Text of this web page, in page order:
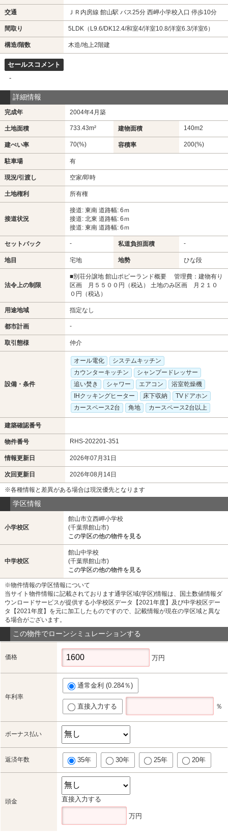
交通 ＪＲ内房線 館山駅 バス25分 西岬小学校入口 停歩10分
間取り 5LDK（L9.6/DK12.4/和室4/洋室10.8/洋室6.3/洋室6）
構造/階数 木造/地上2階建
セールスコメント
-
詳細情報
完成年 2004年4月築
土地面積 733.43m² 建物面積 140m2
建ぺい率 70(%) 容積率 200(%)
駐車場 有
現況/引渡し 空家/即時
土地権利 所有権
接道状況
接道: 東南 道路幅: 6ｍ
接道: 北東 道路幅: 6ｍ
接道: 東南 道路幅: 6ｍ
セットバック - 私道負担面積 -
地目 宅地 地勢 ひな段
法令上の制限
■別荘分譲地 館山ポピーランド概要 管理費：建物有り
区画 月５５００円（税込） 土地のみ区画 月２１０
０円（税込）
用途地域 指定なし
都市計画 -
取引態様 仲介
設備・条件
オール電化
システムキッチン
カウンターキッチン
シャンプードレッサー
追い焚き
シャワー エアコン
浴室乾燥機
IHクッキングヒーター
床下収納
TVドアホン
カースペース2台
角地 カースペース2台以上
建築確認番号
物件番号 RHS-202201-351
情報更新日 2026年07月31日
次回更新日 2026年08月14日
※各種情報と差異がある場合は現況優先となります
学区情報
小学校区
館山市立西岬小学校
(千葉県館山市)
この学区の他の物件を見る
中学校区
館山中学校
(千葉県館山市)
この学区の他の物件を見る
※物件情報の学区情報について
当サイト物件情報に記載されております通学区域(学区)情報は、国土数値情報ダ
ウンロードサービスが提供する小学校区データ【2021年度】及び中学校区デー
タ【2021年度】を元に加工したものですので、記載情報が現在の学区域と異な
る場合がございます。
この物件でローンシミュレーションする
価格 万円
年利率
通常金利 (0.284％)
直接入力する ％
ボーナス払い
返済年数 35年 30年 25年 20年
頭金 直接入力する
万円